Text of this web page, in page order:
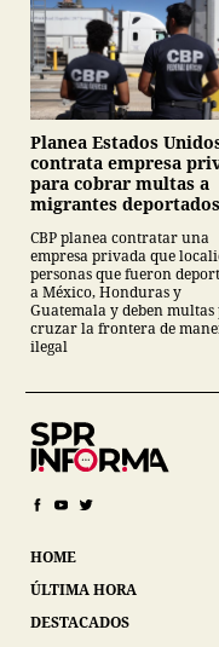
Planea Estados
contrata empresa
para cobrar multas a
migrantes deportados
CBP planea contratar una
empresa privada que
personas que fueron
a México, Honduras y
Guatemala y deben multas
cruzar la frontera de
ilegal
HOME
ÚLTIMA HORA
DESTACADOS